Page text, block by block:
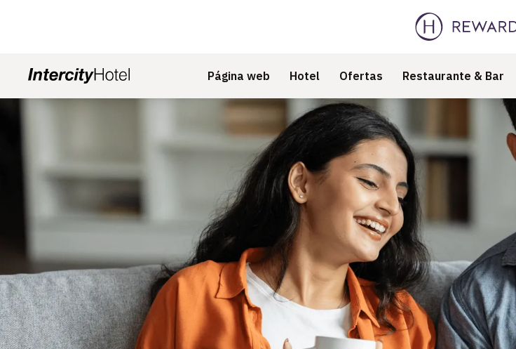
Página web Hotel Ofertas Restaurante & Bar
Diapositiva 1 de 1